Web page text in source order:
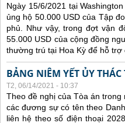
Ngày 15/6/2021 tại
ủng hộ 50.000 USD của Tập
phủ. Như vậy, trong đợt vận
55.000 USD của cộng đồng
thường trú tại Hoa Kỳ để hỗ
BẢNG NIÊM YẾT ỦY
T2, 06/14/2021 - 10:37
Theo đề nghị của Tòa án
các đương sự có tên theo
liên hệ theo số điện thoại